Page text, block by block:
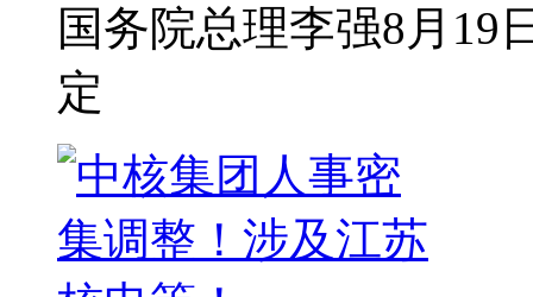
国务院总理李强8月19
定